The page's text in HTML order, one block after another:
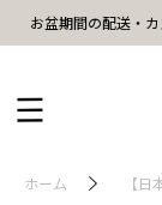
お盆期間の配送・
ホーム 【